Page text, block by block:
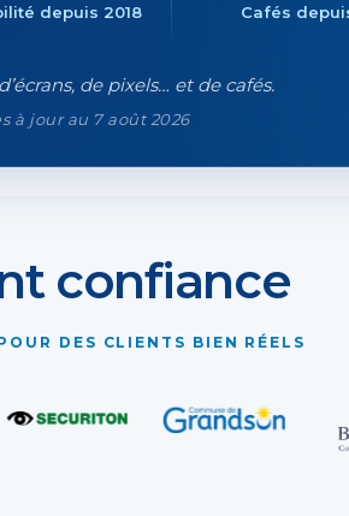
depuis 2018 Cafés
de pixels… et de cafés.
à jour au 7 août 2026
confiance
DES CLIENTS BIEN RÉELS